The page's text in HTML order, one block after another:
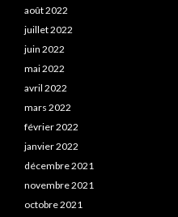
août 2022
juillet 2022
juin 2022
mai 2022
avril 2022
mars 2022
février 2022
janvier 2022
décembre 2021
novembre 2021
octobre 2021